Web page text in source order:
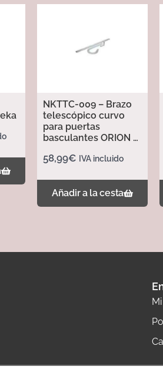
NKTTC-009 – Brazo
telescópico curvo
para puertas
basculantes ORION –
58,99€ IVA incluido
Añadir a la cesta